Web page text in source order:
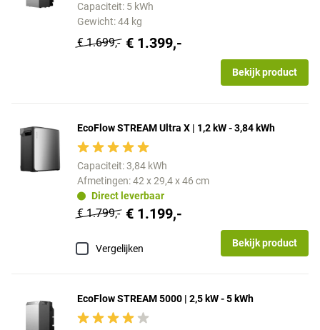
Capaciteit: 5 kWh
Gewicht: 44 kg
€ 1.699,- € 1.399,-
Bekijk product
EcoFlow STREAM Ultra X | 1,2 kW - 3,84 kWh
Capaciteit: 3,84 kWh
Afmetingen: 42 x 29,4 x 46 cm
Direct leverbaar
€ 1.799,- € 1.199,-
Vergelijken Bekijk product
EcoFlow STREAM 5000 | 2,5 kW - 5 kWh